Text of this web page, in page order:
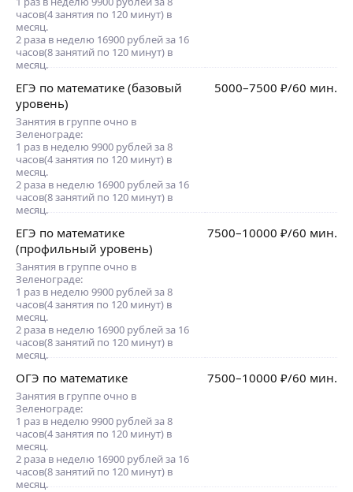
часов(4 занятия по 120 минут) в
месяц.
2 раза в неделю 16900 рублей за 16
часов(8 занятий по 120 минут) в
месяц.
ЕГЭ по математике (базовый
уровень)
Занятия в группе очно в
Зеленограде:
1 раз в неделю 9900 рублей за 8
часов(4 занятия по 120 минут) в
месяц.
2 раза в неделю 16900 рублей за 16
часов(8 занятий по 120 минут) в
месяц.
5000–7500 ₽/60 мин.
ЕГЭ по математике
(профильный уровень)
Занятия в группе очно в
Зеленограде:
1 раз в неделю 9900 рублей за 8
часов(4 занятия по 120 минут) в
месяц.
2 раза в неделю 16900 рублей за 16
часов(8 занятий по 120 минут) в
месяц.
7500–10000 ₽/60 мин.
ОГЭ по математике
Занятия в группе очно в
Зеленограде:
1 раз в неделю 9900 рублей за 8
часов(4 занятия по 120 минут) в
месяц.
2 раза в неделю 16900 рублей за 16
часов(8 занятий по 120 минут) в
месяц.
7500–10000 ₽/60 мин.